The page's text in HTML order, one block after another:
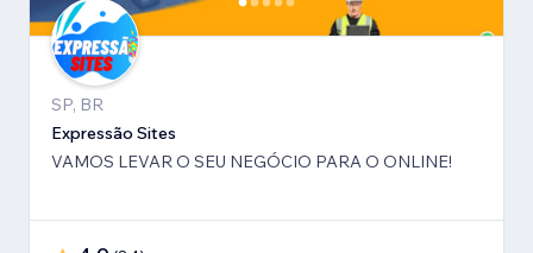
SP, BR
Expressão Sites
VAMOS LEVAR O SEU NEGÓCIO PARA O ONLINE!